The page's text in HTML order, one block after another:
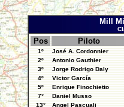
Mill
Pos Piloto
1º
José A. Cordonnier
2º
Antonio Gauthier
3º
Jorge Rodrigo Daly
4º
Victor García
5º
Enrique Finochietto
7°
Daniel Musso
13°
Angel Pascuali